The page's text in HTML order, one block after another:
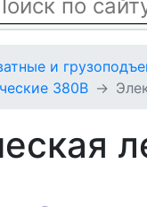
и
380В